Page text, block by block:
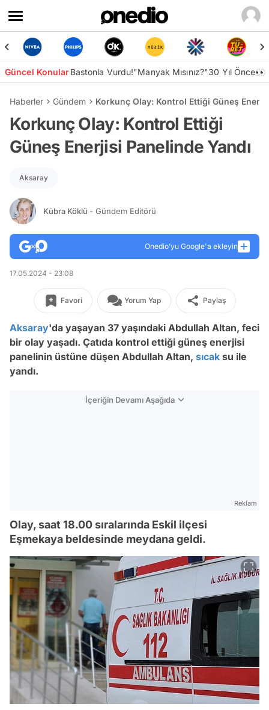
Güncel KonularBastonla Vurdu!"Manyak Mısınız?"30 Yıl Önce👀
Haberler Gündem Korkunç Olay: Kontrol Ettiği Güneş
Korkunç Olay: Kontrol Ettiği
Güneş Enerjisi Panelinde Yandı
Aksaray
Kübra Köklü - Gündem Editörü
Onedio’yu Google'a ekleyin
17.05.2024 - 23:08
Favori Yorum Yap Paylaş
Aksaray'da yaşayan 37 yaşındaki Abdullah Altan, feci
bir olay yaşadı. Çatıda kontrol ettiği güneş enerjisi
panelinin üstüne düşen Abdullah Altan, sıcak su ile
yandı.
İçeriğin Devamı Aşağıda
Reklam
Olay, saat 18.00 sıralarında Eskil ilçesi
Eşmekaya beldesinde meydana geldi.